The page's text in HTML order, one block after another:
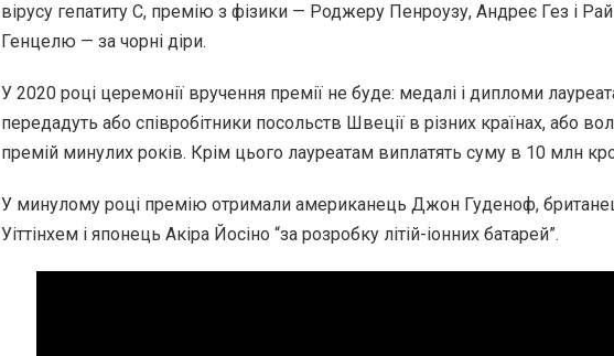
вірусу гепатиту C, премію з фізики — Роджеру Пенроузу, Андреє Гез і
Генцелю — за чорні діри.
У 2020 році церемонії вручення премії не буде: медалі і дипломи
передадуть або співробітники посольств Швеції в різних країнах, або
премій минулих років. Крім цього лауреатам виплатять суму в 10 млн
У минулому році премію отримали американець Джон Гуденоф,
Уіттінхем і японець Акіра Йосіно “за розробку літій-іонних батарей”.